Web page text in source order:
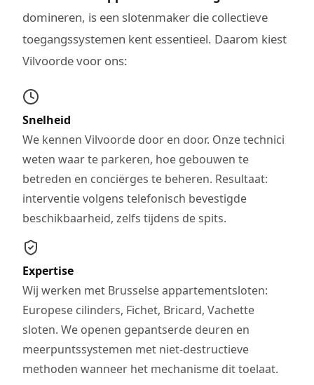
domineren, is een slotenmaker die collectieve
toegangssystemen kent essentieel. Daarom kiest
Vilvoorde voor ons:
Snelheid
We kennen Vilvoorde door en door. Onze technici
weten waar te parkeren, hoe gebouwen te
betreden en conciërges te beheren. Resultaat:
interventie volgens telefonisch bevestigde
beschikbaarheid, zelfs tijdens de spits.
Expertise
Wij werken met Brusselse appartementsloten:
Europese cilinders, Fichet, Bricard, Vachette
sloten. We openen gepantserde deuren en
meerpuntssystemen met niet-destructieve
methoden wanneer het mechanisme dit toelaat.